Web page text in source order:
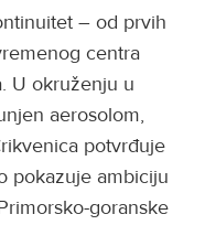
– od prvih
centra
U okruženju u
aerosolom,
potvrđuje
pokazuje ambiciju
goranske